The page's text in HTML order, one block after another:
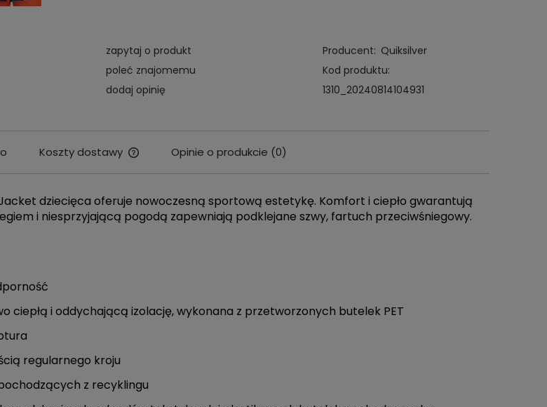
Producent: Quiksilver
Kod produktu:
1310_20240814104931
zapytaj o produkt
poleć znajomemu
dodaj opinię
Koszty dostawy
kosztów płatności
Opinie o produkcie (0)
dziecięca oferuje nowoczesną sportową estetykę. Komfort i ciepło gwarantują
i niesprzyjającą pogodą zapewniają podklejane szwy, fartuch przeciwśniegowy.
ciepłą i oddychającą izolację, wykonana z przetworzonych butelek PET
regularnego kroju
z recyklingu